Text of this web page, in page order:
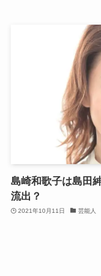
島崎和歌子は島田
流出？
2021年10月11日 芸能人